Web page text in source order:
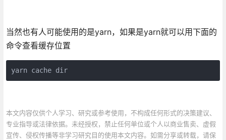
当然也有人可能使用的是yarn，如果是yarn就可以用下面的
命令查看缓存位置
yarn cache dir
本文内容仅供个人学习、研究或参考使用，不构成任何形式的决策建议、
专业指导或法律依据。未经授权，禁止任何单位或个人以商业售卖、虚假
宣传、侵权传播等非学习研究目的使用本文内容。如需分享或转载，请保